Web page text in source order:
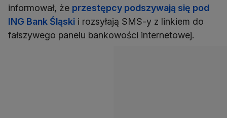
informował, że przestępcy podszywają się pod
ING Bank Śląski i rozsyłają SMS-y z linkiem do
fałszywego panelu bankowości internetowej.